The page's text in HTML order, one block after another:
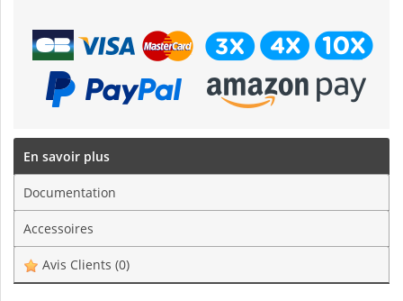
En savoir plus
Documentation
Accessoires
Avis Clients (0)